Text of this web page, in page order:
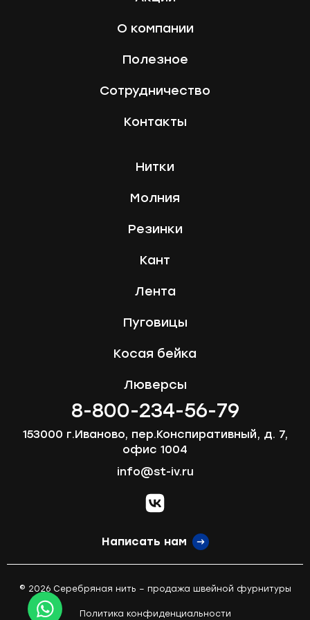
О компании
Полезное
Сотрудничество
Контакты
Нитки
Молния
Резинки
Кант
Лента
Пуговицы
Косая бейка
Люверсы
8-800-234-56-79
153000 г.Иваново, пер.Конспиративный, д. 7,
офис 1004
info@st-iv.ru
vk.com
Написать нам
© 2026 Серебряная нить – продажа швейной фурнитуры
Политика конфиденциальности